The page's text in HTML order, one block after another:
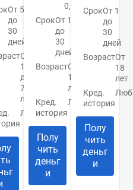
От 5
до
30
дней
От
18
до
75
лет
Любая
0,9%
СрокОт 1
до
30
дней
ВозрастОт
18
лет
Кред.
история
Любая
Полу
чить
деньг
и
СрокОт 1
до
30
дней
ВозрастОт
18
лет
Кред.
история
Полу
чить
деньг
и